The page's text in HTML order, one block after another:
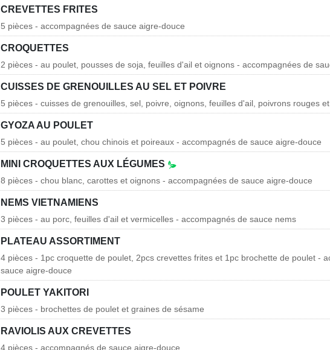
CREVETTES FRITES
5 pièces - accompagnées de sauce aigre-douce
CROQUETTES
2 pièces - au poulet, pousses de soja, feuilles d'ail et oignons - accompagnées de
CUISSES DE GRENOUILLES AU SEL ET POIVRE
5 pièces - cuisses de grenouilles, sel, poivre, oignons, feuilles d'ail, poivrons rouges
GYOZA AU POULET
5 pièces - au poulet, chou chinois et poireaux - accompagnés de sauce aigre-douce
MINI CROQUETTES AUX LÉGUMES
8 pièces - chou blanc, carottes et oignons - accompagnées de sauce aigre-douce
NEMS VIETNAMIENS
3 pièces - au porc, feuilles d'ail et vermicelles - accompagnés de sauce nems
PLATEAU ASSORTIMENT
4 pièces - 1pc croquette de poulet, 2pcs crevettes frites et 1pc brochette de poulet -
sauce aigre-douce
POULET YAKITORI
3 pièces - brochettes de poulet et graines de sésame
RAVIOLIS AUX CREVETTES
4 pièces - accompagnés de sauce aigre-douce